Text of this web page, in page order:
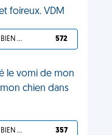
foireux. VDM
TU L'AS BIEN MÉRITÉ 572
le vomi de mon
chien dans
TU L'AS BIEN MÉRITÉ 357